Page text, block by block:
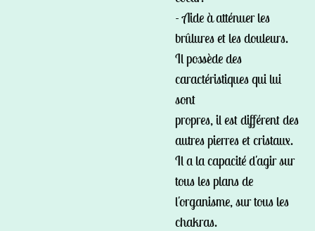
- Aide à atténuer les
brûlures et les douleurs.
Il possède des
caractéristiques qui lui
sont
propres, il est différent des
autres pierres et cristaux.
Il a la capacité d'agir sur
tous les plans de
l'organisme, sur tous les
chakras.